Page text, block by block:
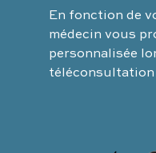
En fonction de
médecin vous
personnalisée
téléconsultation